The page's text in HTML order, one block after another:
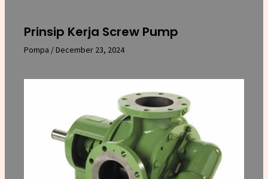
Prinsip Kerja Screw Pump
Pompa /December 23, 2024